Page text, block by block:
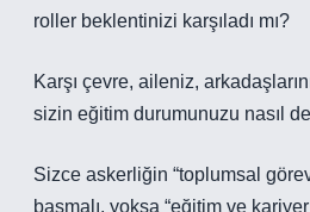
roller beklentinizi karşıladı mı?
Karşı çevre, aileniz,
sizin eğitim durumunuzu nasıl
Sizce askerliğin “toplumsal
basmalı, yoksa “eğitim ve kariyer